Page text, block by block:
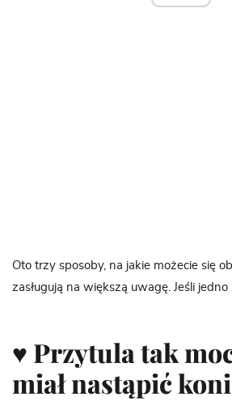
Oto trzy sposoby, na jakie możecie się
zasługują na większą uwagę. Jeśli jedno
♥ Przytula tak
miał nastąpić